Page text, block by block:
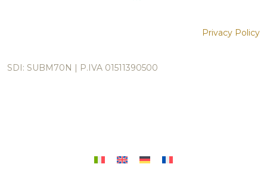
Privacy Policy
SDI: SUBM70N | P.IVA 01511390500